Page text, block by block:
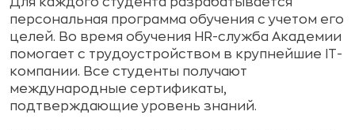
персональная программа обучения с учетом его
целей. Во время обучения HR-служба Академии
помогает с трудоустройством в крупнейшие IT-
компании. Все студенты получают
международные сертификаты,
подтверждающие уровень знаний.